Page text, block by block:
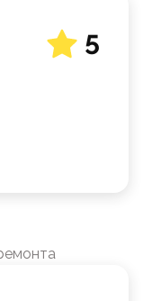
5